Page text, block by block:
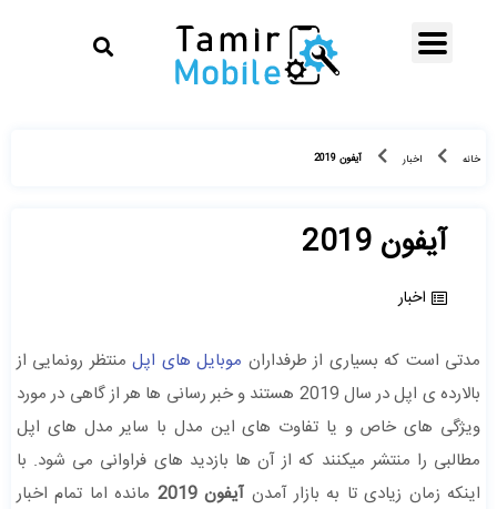
خانه اخبار آیفون 2019
آیفون 2019
اخبار
مدتی است که بسیاری از طرفداران موبایل های اپلمنتظر رونمایی از
بالارده ی اپل در سال 2019 هستند و خبر رسانی ها هر از گاهی در مورد
ویژگی های خاص و یا تفاوت های این مدل با سایر مدل های اپل
مطالبی را منتشر میکنند که از آن ها بازدید های فراوانی می شود. با
اینکه زمان زیادی تا به بازار آمدن آیفون 2019
مانده اما تمام اخبار